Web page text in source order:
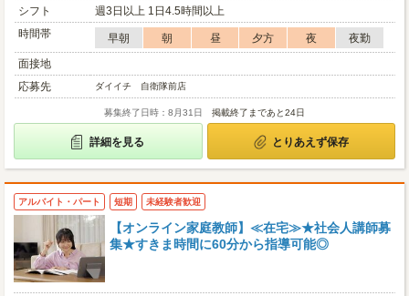
シフト
週3日以上 1日4.5時間以上
時間帯
早朝 朝 昼 夕方 夜
夜勤
面接地
応募先
ダイイチ 自衛隊前店
募集終了日時：8月31日 掲載終了まであと24日
詳細を見る とりあえず保存
アルバイト・パート 短期 未経験者歓迎
【オンライン家庭教師】≪在宅≫★社会人講師募
集★すきま時間に60分から指導可能◎